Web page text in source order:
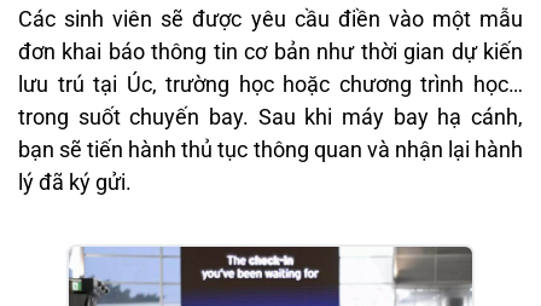
Các sinh viên sẽ được yêu cầu điền vào một mẫu
đơn khai báo thông tin cơ bản như thời gian dự kiến
lưu trú tại Úc, trường học hoặc chương trình học…
trong suốt chuyến bay. Sau khi máy bay hạ cánh,
bạn sẽ tiến hành thủ tục thông quan và nhận lại hành
lý đã ký gửi.